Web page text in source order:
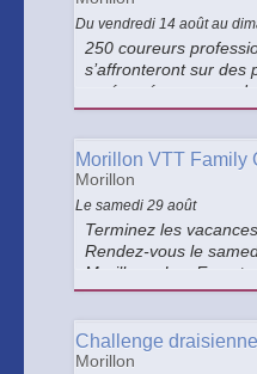
Du vendredi 14 août au
250 coureurs
s’affronteront sur des
aménagés au cœur
ainsi que sur des
Enverse et Samoëns.
Morillon VTT Family
Morillon
Le samedi 29 août
Terminez les
Rendez-vous le
Morillon – Les
famille, placée sous
Challenge draisienne
Morillon